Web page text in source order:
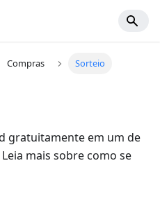
Compras Sorteio
gratuitamente em um de
mais sobre como se